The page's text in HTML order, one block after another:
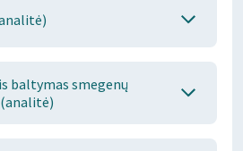
baltymas smegenų